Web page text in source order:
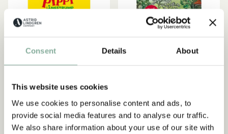
Consent Details About
This website uses cookies
We use cookies to personalise content and ads, to
provide social media features and to analyse our traffic.
We also share information about your use of our site with
Malbuch Pippi Malen und
PIPPI LANGSTRUMPF
Sommarpyssel med Astrid
ASTRID LINDGREN